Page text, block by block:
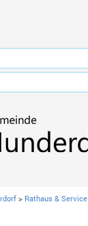
> Rathaus & Service